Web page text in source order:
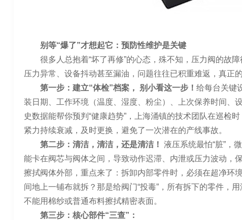
别等“爆了”才想起它：预防性维护是关键
很多人总抱着“坏了再修”的心态，殊不知，压力阀的故
压力异常、设备抖动甚至漏油，问题往往已积重难返，真正的
第一步：建立“体检”档案， 别小看这一步！ 给每台关键
装日期、工作环境（温度、湿度、粉尘）、上次保养时间、
史数据能帮你预判“健康趋势”，上海涌镇的技术团队在巡检
紧力持续衰减，及时更换，避免了一次潜在的产线事故。
第二步：清洁，清洁，还是清洁！ 液压系统最怕“脏”，
能卡在阀芯与阀体之间，导致动作迟滞、内泄或压力波动，
擦拭阀体外部，重点来了：拆卸内部零件时，必须在超净环
间地上一铺布就拆？那是给阀门“投毒”，所有拆下的零件，
不能用棉纱或普通布料擦拭精密表面。
第三步：核心部件“三查”：